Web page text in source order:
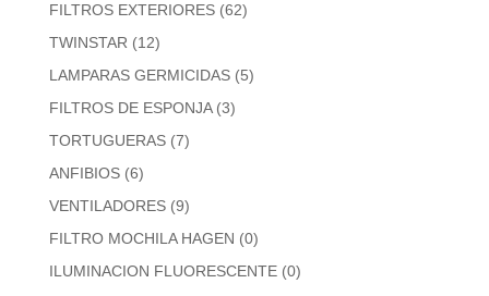
FILTROS EXTERIORES (62)
TWINSTAR (12)
LAMPARAS GERMICIDAS (5)
FILTROS DE ESPONJA (3)
TORTUGUERAS (7)
ANFIBIOS (6)
VENTILADORES (9)
FILTRO MOCHILA HAGEN (0)
ILUMINACION FLUORESCENTE (0)